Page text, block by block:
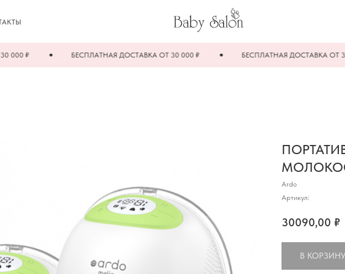
БЕСПЛАТНАЯ ДОСТАВКА ОТ 30 000 ₽ БЕСПЛАТНАЯ ДОСТАВКА ОТ 30 000 ₽
Ardo
Артикул:
30090,00 ₽
В КОРЗИНУ